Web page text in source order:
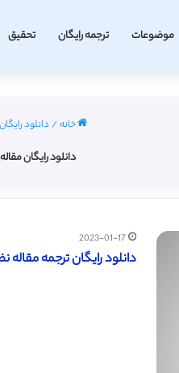
موضوعات ترجمه رایگان تحقیق
خانه/دانلود
دانلود رایگان
2023-01-17
دانلود رایگان ترجمه مقاله